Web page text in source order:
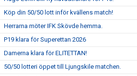
Köp din 50/50 lott inför kvällens match!
Herrarna möter IFK Skövde hemma.
P19 klara för Superettan 2026
Damerna klara för ELITETTAN!
50/50 lotteri öppet till Ljungskile matchen.